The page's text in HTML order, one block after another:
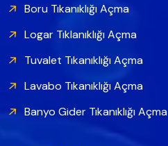
Boru Tıkanıklığı Açma
Logar Tıklanıklığı Açma
Tuvalet Tıkanıklığı Açma
Lavabo Tıkanıklığı Açma
Banyo Gider Tıkanıklığı Açma